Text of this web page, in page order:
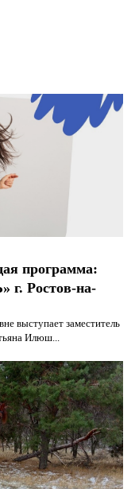
программа:
Ростов-на-
выступает заместитель
Илюш...